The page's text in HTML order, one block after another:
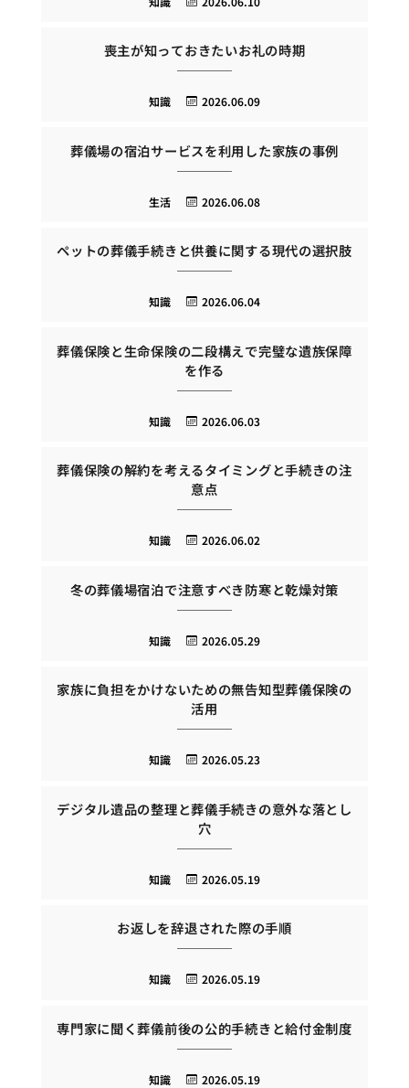
喪主が知っておきたいお礼の時期
2026.06.09
知識
葬儀場の宿泊サービスを利用した家族の事例
2026.06.08
生活
ペットの葬儀手続きと供養に関する現代の選択肢
2026.06.04
知識
葬儀保険と生命保険の二段構えで完璧な遺族保障
を作る
2026.06.03
知識
葬儀保険の解約を考えるタイミングと手続きの注
意点
2026.06.02
知識
冬の葬儀場宿泊で注意すべき防寒と乾燥対策
2026.05.29
知識
家族に負担をかけないための無告知型葬儀保険の
活用
2026.05.23
知識
デジタル遺品の整理と葬儀手続きの意外な落とし
穴
2026.05.19
知識
お返しを辞退された際の手順
2026.05.19
知識
専門家に聞く葬儀前後の公的手続きと給付金制度
2026.05.19
知識